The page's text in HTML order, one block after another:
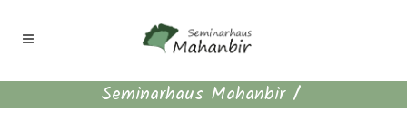
Seminarhaus Mahanbir/